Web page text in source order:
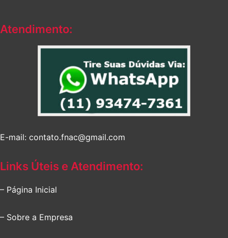
Atendimento:
E-mail: contato.fnac@gmail.com
Links Úteis e Atendimento:
– Página Inicial
– Sobre a Empresa